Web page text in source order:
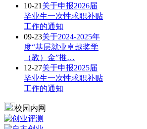
10-21 关于申报2026届
毕业生一次性求职补贴
工作的通知
09-23关于2024-2025年
度“基层就业卓越奖学
（教）金”推…
12-27关于申报2025届
毕业生一次性求职补贴
工作的通知
校园内网